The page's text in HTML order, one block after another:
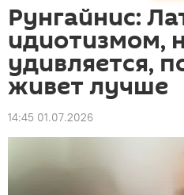
Рунгайнис:
идиотизмом,
удивляется,
живет лучше
14:45 01.07.2026